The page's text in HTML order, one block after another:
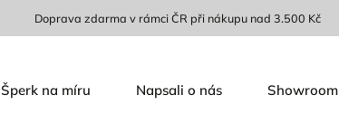
Doprava zdarma v rámci ČR při nákupu nad 3.500 Kč
Šperk na míru Napsali o nás Showroom